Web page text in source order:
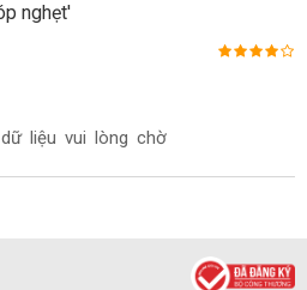
nghẹt'
liệu vui lòng chờ